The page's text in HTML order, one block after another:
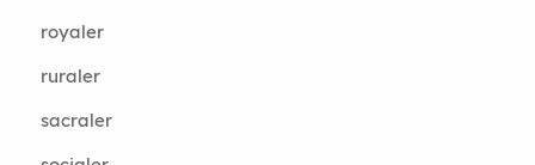
royaler
ruraler
sacraler